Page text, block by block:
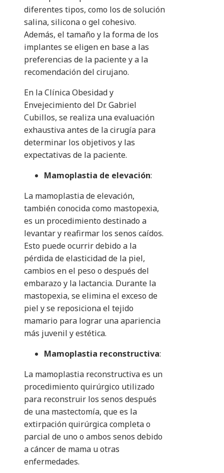
diferentes tipos, como los de solución
salina, silicona o gel cohesivo.
Además, el tamaño y la forma de los
implantes se eligen en base a las
preferencias de la paciente y a la
recomendación del cirujano.
En la Clínica Obesidad y
Envejecimiento del Dr. Gabriel
Cubillos, se realiza una evaluación
exhaustiva antes de la cirugía para
determinar los objetivos y las
expectativas de la paciente.
Mamoplastia de elevación:
La mamoplastia de elevación,
también conocida como mastopexia,
es un procedimiento destinado a
levantar y reafirmar los senos caídos.
Esto puede ocurrir debido a la
pérdida de elasticidad de la piel,
cambios en el peso o después del
embarazo y la lactancia. Durante la
mastopexia, se elimina el exceso de
piel y se reposiciona el tejido
mamario para lograr una apariencia
más juvenil y estética.
Mamoplastia reconstructiva:
La mamoplastia reconstructiva es un
procedimiento quirúrgico utilizado
para reconstruir los senos después
de una mastectomía, que es la
extirpación quirúrgica completa o
parcial de uno o ambos senos debido
a cáncer de mama u otras
enfermedades.